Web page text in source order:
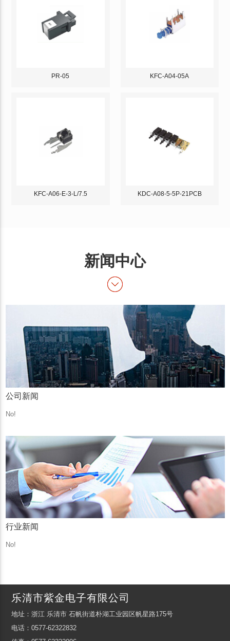
PR-05 KFC-A04-05A
KFC-A06-E-3-L/7.5 KDC-A08-5-5P-21PCB
新闻中心
公司新闻
No!
行业新闻
No!
乐清市紫金电子有限公司
地址：浙江 乐清市 石帆街道朴湖工业园区帆星路175号
电话：0577-62322832